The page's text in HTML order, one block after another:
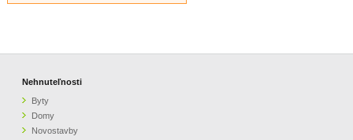
GARÁŽE
Nehnuteľnosti
Byty
Domy
Novostavby